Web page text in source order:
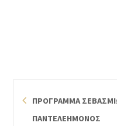
ΠΡΟΓΡΑΜΜΑ
ΠΑΝΤΕΛΕΗΜΟΝΟΣ